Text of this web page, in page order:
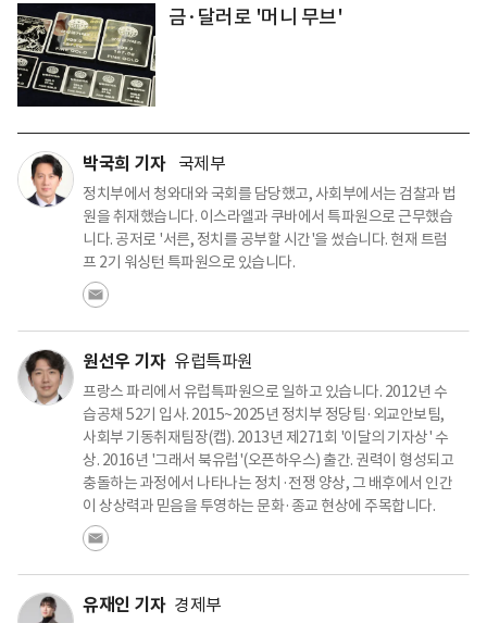
금·달러로 '머니 무브'
박국희 기자 국제부
정치부에서 청와대와 국회를 담당했고, 사회부에서는 검찰과 법
원을 취재했습니다. 이스라엘과 쿠바에서 특파원으로 근무했습
니다. 공저로 '서른, 정치를 공부할 시간'을 썼습니다. 현재 트럼
프 2기 워싱턴 특파원으로 있습니다.
원선우 기자 유럽특파원
프랑스 파리에서 유럽특파원으로 일하고 있습니다. 2012년 수
습공채 52기 입사. 2015~2025년 정치부 정당팀·외교안보팀,
사회부 기동취재팀장(캡). 2013년 제271회 '이달의 기자상' 수
상. 2016년 '그래서 북유럽'(오픈하우스) 출간. 권력이 형성되고
충돌하는 과정에서 나타나는 정치·전쟁 양상, 그 배후에서 인간
이 상상력과 믿음을 투영하는 문화·종교 현상에 주목합니다.
유재인 기자 경제부